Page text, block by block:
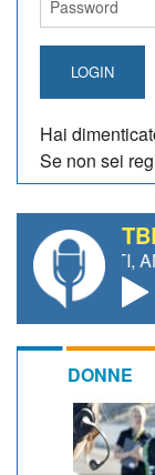
LOGIN
Hai
Se non sei
ANDREA
DONNE